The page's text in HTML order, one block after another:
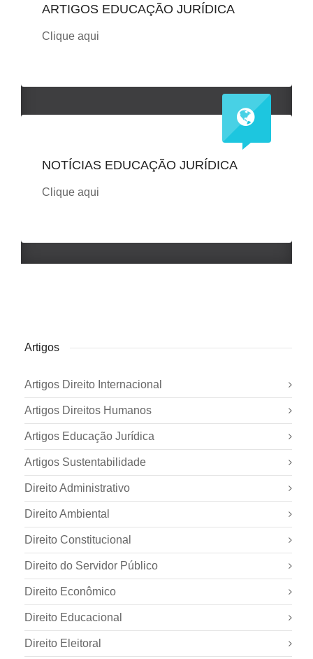
ARTIGOS EDUCAÇÃO JURÍDICA
Clique aqui
NOTÍCIAS EDUCAÇÃO JURÍDICA
Clique aqui
Artigos
Artigos Direito Internacional
Artigos Direitos Humanos
Artigos Educação Jurídica
Artigos Sustentabilidade
Direito Administrativo
Direito Ambiental
Direito Constitucional
Direito do Servidor Público
Direito Econômico
Direito Educacional
Direito Eleitoral